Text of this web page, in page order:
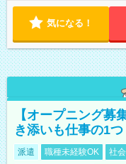
気になる！
【オープニング募
き添いも仕事の1つ
派遣 職種未経験OK 社